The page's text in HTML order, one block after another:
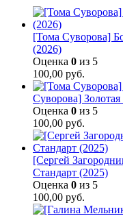
[Тома Суворова]
(2026)
Оценка 0 из 5
100,00 руб.
Суворова]
Оценка 0 из 5
100,00 руб.
[Сергей
Стандарт (2025)
Оценка 0 из 5
100,00 руб.